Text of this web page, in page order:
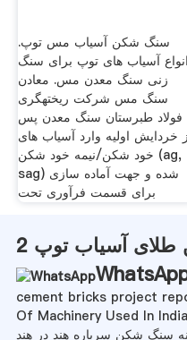
سنگ شکن آسیاب مس توپ.
انواع آسیاب های توپ برای سنگ
زنی سنگ معدن مس. معادن
سنگ مس شرکت ریختهگری
فولاد طبرستان سنگ معدن پس
خردایش اولیه وارد آسیاب های
خود شکن/نیمه خود شکن (ag,
sag) شده و جهت آماده سازی
برای قسمت فرآوری تحت
cement bricks project
Of Machinery Used In
سنگ شکن سرباره هند در هند